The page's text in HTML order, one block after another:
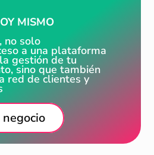
MISMO
no solo
a una plataforma
gestión de tu
sino que también
red de clientes y